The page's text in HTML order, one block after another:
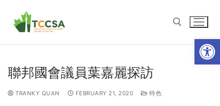
聯邦國會議員葉嘉麗探訪
TRANKY QUAN FEBRUARY 21, 2020 特色